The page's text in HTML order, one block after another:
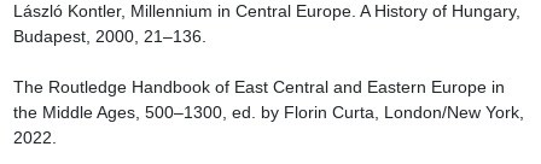
László Kontler, Millennium in Central Europe. A History of Hungary,
Budapest, 2000, 21–136.
The Routledge Handbook of East Central and Eastern Europe in
the Middle Ages, 500–1300, ed. by Florin Curta, London/New York,
2022.